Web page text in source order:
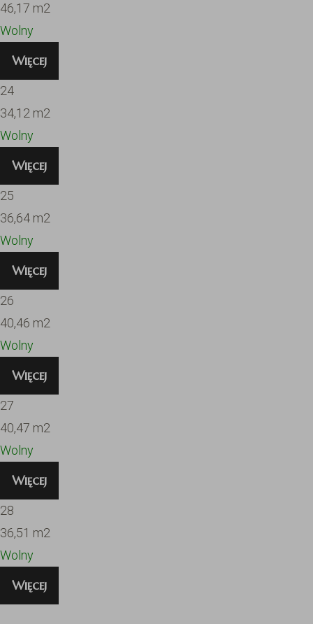
46,17 m2
Wolny
Więcej
24
34,12 m2
Wolny
Więcej
25
36,64 m2
Wolny
Więcej
26
40,46 m2
Wolny
Więcej
27
40,47 m2
Wolny
Więcej
28
36,51 m2
Wolny
Więcej